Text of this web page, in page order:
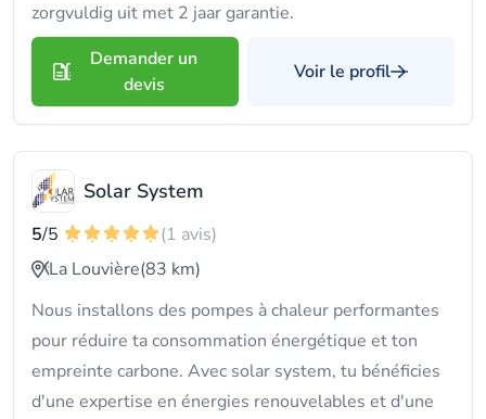
zorgvuldig uit met 2 jaar garantie.
Demander un
devis
Voir le profil
Solar System
5/5
(1 avis)
La Louvière(83 km)
Nous installons des pompes à chaleur performantes
pour réduire ta consommation énergétique et ton
empreinte carbone. Avec solar system, tu bénéficies
d'une expertise en énergies renouvelables et d'une